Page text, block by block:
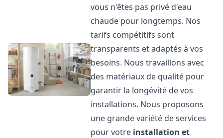
vous n'êtes pas privé d'eau
chaude pour longtemps. Nos
tarifs compétitifs sont
transparents et adaptés à vos
besoins. Nous travaillons avec
des matériaux de qualité pour
garantir la longévité de vos
installations. Nous proposons
une grande variété de services
pour votre installation et